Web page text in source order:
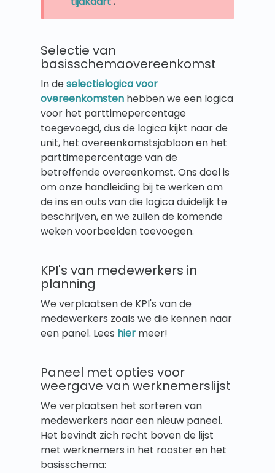
Selectie van
basisschemaovereenkomst
In deselectielogica voor
overeenkomsten hebben we een logica
voor het parttimepercentage
toegevoegd, dus de logica kijkt naar de
unit, het overeenkomstsjabloon en het
parttimepercentage van de
betreffende overeenkomst. Ons doel is
om onze handleiding bij te werken om
de ins en outs van die logica duidelijk te
beschrijven, en we zullen de komende
weken voorbeelden toevoegen.
KPI's van medewerkers in
planning
We verplaatsen de KPI's van de
medewerkers zoals we die kennen naar
een panel. Lees hier meer!
Paneel met opties voor
weergave van werknemerslijst
We verplaatsen het sorteren van
medewerkers naar een nieuw paneel.
Het bevindt zich recht boven de lijst
met werknemers in het rooster en het
basisschema: